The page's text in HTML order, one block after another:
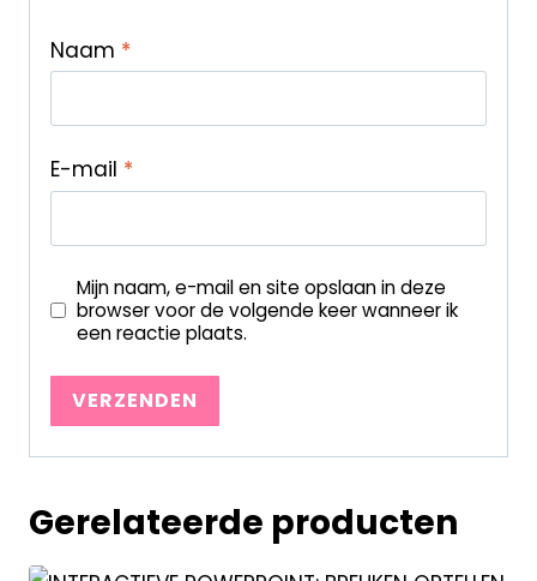
Naam *
E-mail *
Mijn naam, e-mail en site opslaan in deze
browser voor de volgende keer wanneer ik
een reactie plaats.
Gerelateerde producten